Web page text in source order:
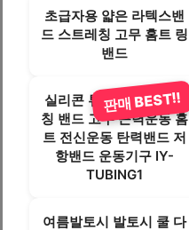
초급자용 얇은 라텍스밴
드 스트레칭 고무 홈트 링
밴드
실리콘 튜빙밴드 스트레
칭 밴드 고무 근력운동 홈
트 전신운동 탄력밴드 저
항밴드 운동기구 IY-
TUBING1
판매 BEST!!
여름발토시 발토시 쿨 다